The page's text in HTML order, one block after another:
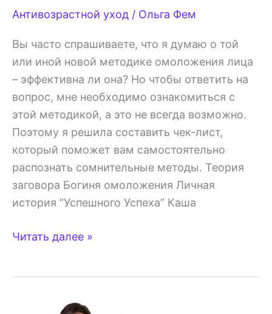
Антивозрастной уход / Ольга Фем
Вы часто спрашиваете, что я думаю о той
или иной новой методике омоложения лица
– эффективна ли она? Но чтобы ответить на
вопрос, мне необходимо ознакомиться с
этой методикой, а это не всегда возможно.
Поэтому я решила составить чек-лист,
который поможет вам самостоятельно
распознать сомнительные методы. Теория
заговора Богиня омоложения Личная
история “Успешного Успеха” Каша
Фальшивые
Читать далее »